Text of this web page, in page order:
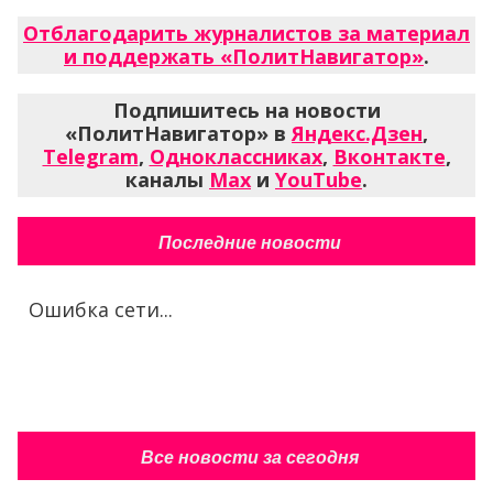
Отблагодарить журналистов за материал
и поддержать «ПолитНавигатор».
Подпишитесь на новости
«ПолитНавигатор» вЯндекс.Дзен,
Telegram, Одноклассниках, Вконтакте,
каналы Max и YouTube.
Последние новости
Ошибка сети...
Все новости за сегодня